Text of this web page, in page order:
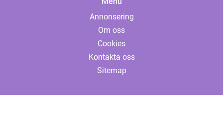
Annonsering
Om oss
Cookies
Kontakta oss
Sitemap